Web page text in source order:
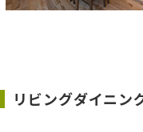
リビングダイニン